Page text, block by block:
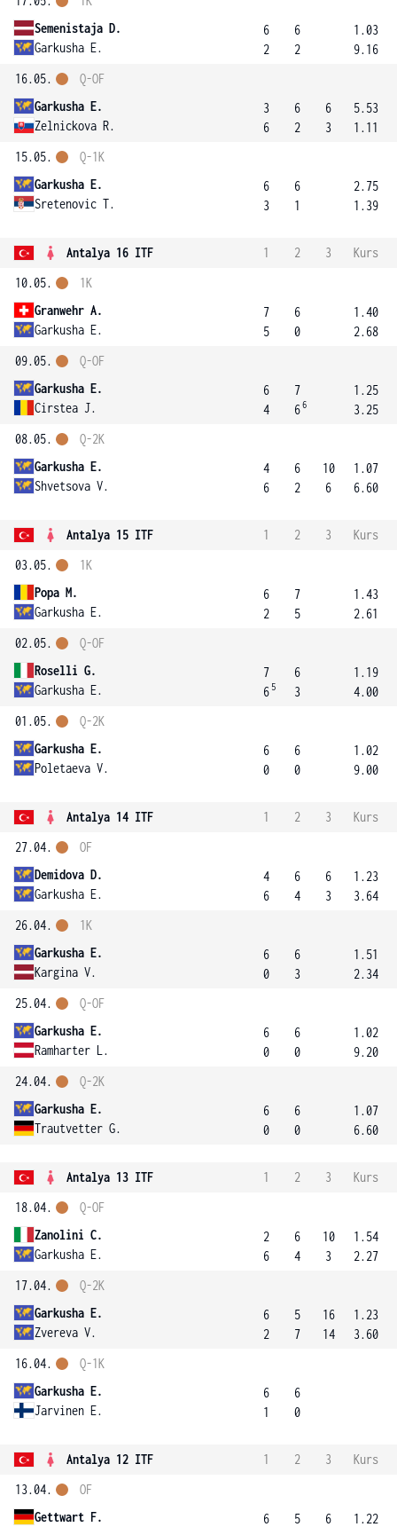
Semenistaja D.
Garkusha E.
6
2
6
2
1.03
9.16
16.05.
Garkusha E.
Zelnickova R.
Q-OF
3
6
6
2
6
3
5.53
1.11
15.05.
Garkusha E.
Sretenovic T.
Q-1K
6
3
6
1
2.75
1.39
Antalya 16 ITF 1 2 3
Kurs
10.05.
Granwehr A.
Garkusha E.
1K
7
5
6
0
1.40
2.68
09.05.
Garkusha E.
Cirstea J.
Q-OF
6
4
7
66
1.25
3.25
08.05.
Garkusha E.
Shvetsova V.
Q-2K
4
6
6
2
10
6
1.07
6.60
Antalya 15 ITF 1 2 3
Kurs
03.05.
Popa M.
Garkusha E.
1K
6
2
7
5
1.43
2.61
02.05.
Roselli G.
Garkusha E.
Q-OF
7
6 5
6
3
1.19
4.00
01.05.
Garkusha E.
Poletaeva V.
Q-2K
6
0
6
0
1.02
9.00
Antalya 14 ITF 1 2 3
Kurs
27.04.
Demidova D.
Garkusha E.
OF
4
6
6
4
6
3
1.23
3.64
26.04.
Garkusha E.
Kargina V.
1K
6
0
6
3
1.51
2.34
25.04.
Garkusha E.
Ramharter L.
Q-OF
6
0
6
0
1.02
9.20
24.04.
Garkusha E.
Trautvetter G.
Q-2K
6
0
6
0
1.07
6.60
Antalya 13 ITF 1 2 3
Kurs
18.04.
Zanolini C.
Garkusha E.
Q-OF
2
6
6
4
10
3
1.54
2.27
17.04.
Garkusha E.
Zvereva V.
Q-2K
6
2
5
7
16
14
1.23
3.60
16.04.
Garkusha E.
Jarvinen E.
Q-1K
6
1
6
0
Antalya 12 ITF 1 2 3
Kurs
13.04.
Gettwart F.
OF
6
5
6
1.22